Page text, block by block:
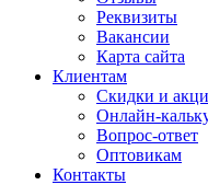
Реквизиты
Вакансии
Карта сайта
Клиентам
Скидки и
Онлайн-
Вопрос-ответ
Оптовикам
Контакты